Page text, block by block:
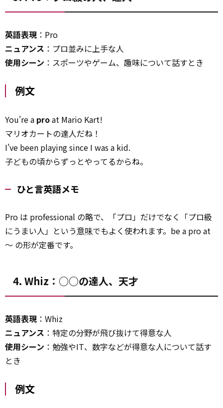
英語表現 ：Pro
ニュアンス ：プロ並みに上手な人
使用シーン ：スポーツやゲーム、趣味について話すとき
例文
You're a proat Mario Kart!
マリオカートの達人だね！
I've been playing since I was a kid.
子どもの頃からずっとやってるからね。
ひと言英語メモ
Pro は professional の略で、「プロ」だけでなく「プロ級
にうまい人」という意味でもよく使われます。be a pro at
～ の形が定番です。
4. Whiz：○○の達人、天才
英語表現 ：Whiz
ニュアンス ：特定の分野が飛び抜けて得意な人
使用シーン ：勉強やIT、数字などが得意な人について話す
とき
例文